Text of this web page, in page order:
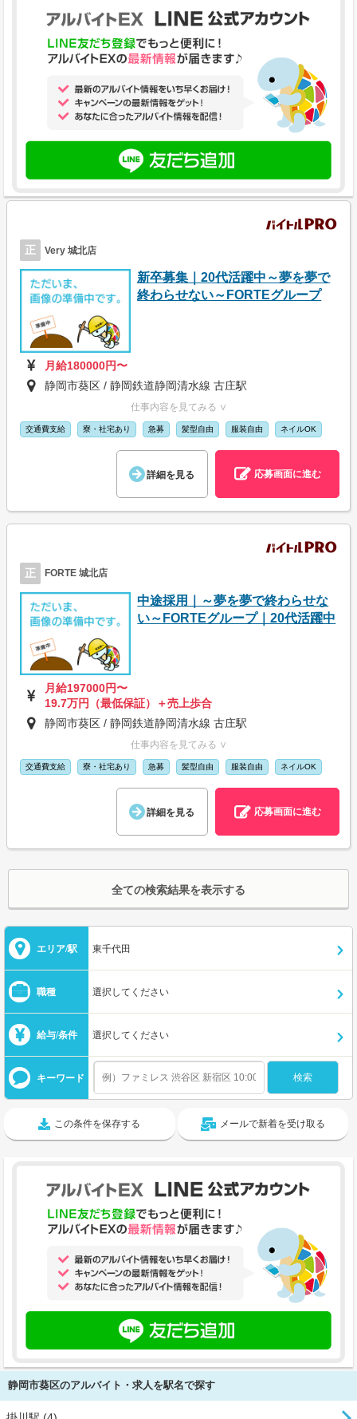
正 Very 城北店
新卒募集｜20代活躍中～夢を夢で
終わらせない～FORTEグループ
月給180000円〜
静岡市葵区 / 静岡鉄道静岡清水線 古庄駅
仕事内容を見てみる ∨
交通費支給 寮・社宅あり 急募 髪型自由 服装自由 ネイルOK
詳細を見る 応募画面に進む
正 FORTE 城北店
中途採用｜～夢を夢で終わらせな
い～FORTEグループ｜20代活躍中
月給197000円〜
19.7万円（最低保証）＋売上歩合
静岡市葵区 / 静岡鉄道静岡清水線 古庄駅
仕事内容を見てみる ∨
交通費支給 寮・社宅あり 急募 髪型自由 服装自由 ネイルOK
詳細を見る 応募画面に進む
全ての検索結果を表示する
エリア/駅 東千代田
職種 選択してください
給与/条件 選択してください
キーワード
この条件を保存する メールで新着を受け取る
静岡市葵区のアルバイト・求人を駅名で探す